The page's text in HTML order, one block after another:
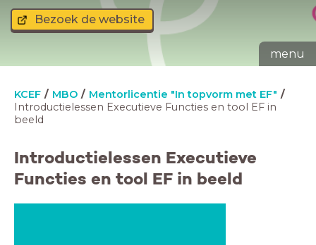
Bezoek de website
menu
KCEF MBO
Mentorlicentie "In topvorm met EF"
Introductielessen Executieve Functies en tool EF in
beeld
Introductielessen Executieve
Functies en tool EF in beeld